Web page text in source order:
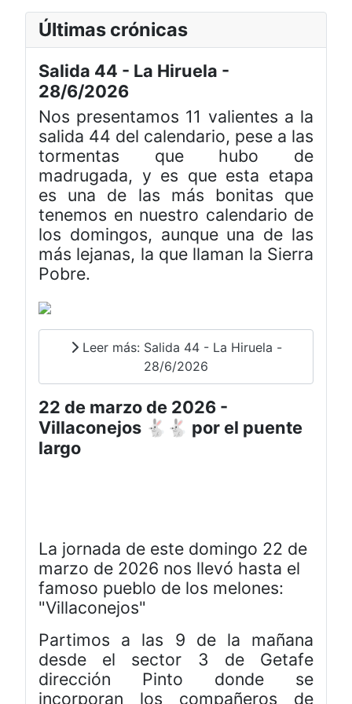
Últimas crónicas
Salida 44 - La Hiruela -
28/6/2026
Nos presentamos 11 valientes a la
salida 44 del calendario, pese a las
tormentas que hubo de
madrugada, y es que esta etapa
es una de las más bonitas que
tenemos en nuestro calendario de
los domingos, aunque una de las
más lejanas, la que llaman la Sierra
Pobre.
Leer más: Salida 44 - La Hiruela -
28/6/2026
22 de marzo de 2026 -
Villaconejos 🐇🐇 por el puente
largo
La jornada de este domingo 22 de
marzo de 2026 nos llevó hasta el
famoso pueblo de los melones:
"Villaconejos"
Partimos a las 9 de la mañana
desde el sector 3 de Getafe
dirección Pinto donde se
incorporan los compañeros de